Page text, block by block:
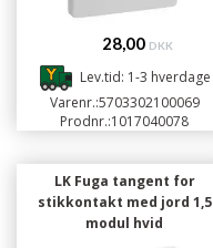
28,00 DKK
Lev.tid: 1-3 hverdage
Varenr.:5703302100069
Prodnr.:1017040078
LK Fuga tangent for
stikkontakt med jord 1,5
modul hvid